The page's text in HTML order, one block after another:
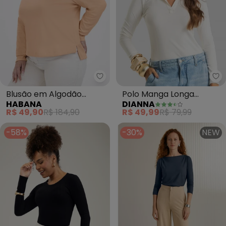
Habana - Blusão em Algodão
Blusão em Algodão
(Laranja)
HABANA
R$ 49,90R$ 184,90
Polo Manga Longa
Feminina Cotton Leve
(Bege)
DIANNA
R$ 49,99R$ 79,99
-58%
-30% NEW